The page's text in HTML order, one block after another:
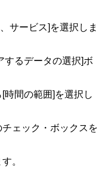
サービス]を選択しま
するデータの選択]ボ
時間の範囲]を選択し
ェック・ボックスを
。